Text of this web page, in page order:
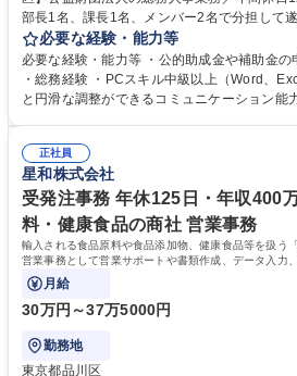
部長1名、課長1名、メンバー2名で分担して
当者として業務を覚えていただき、ゆくゆく
ジションとして活躍いただくことを期待しています。 【総務
プの業務内容】 ・人事制度関連 ・採用活動
怠管理 ・官公庁への各種提出 ・法定の会議
管理 ・福利厚生関連 ・職員からの問合せ、相
業務全般 募集職種 【東京／文京区】公益財団法人の総務人事業務／年間
休日125日
必要な経験・能力等
必要な経験・能力等 ・公的助成金や補助金
・総務経験 ・PCスキル中級以上（Word、
と円滑な調整ができるコミュニケーション能力 ・口
正社員
星和株式会社
受発注事務 年休125日・年収400
料・健康食品の商社 営業事務
輸入される食品原料や食品添加物、健康食品等を扱う
営業事務として営業サポートや書類作成、データ入力
す。
月給
30万円～37万5000円
勤務地
東京都品川区